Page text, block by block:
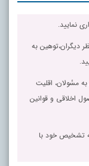
نمایید.
دیگران،توهین به
مسٔولان، اقلیت
اخلاقی و قوانین
تشخیص خود با